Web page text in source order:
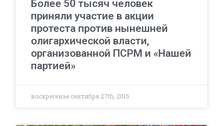
Более 50 тысяч человек
приняли участие в акции
протеста против нынешней
олигархической власти,
организованной ПСРМ и «Нашей
партией»
воскресенье сентября 27th, 2015